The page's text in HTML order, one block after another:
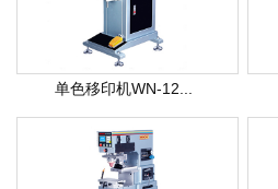
单色移印机WN-12...